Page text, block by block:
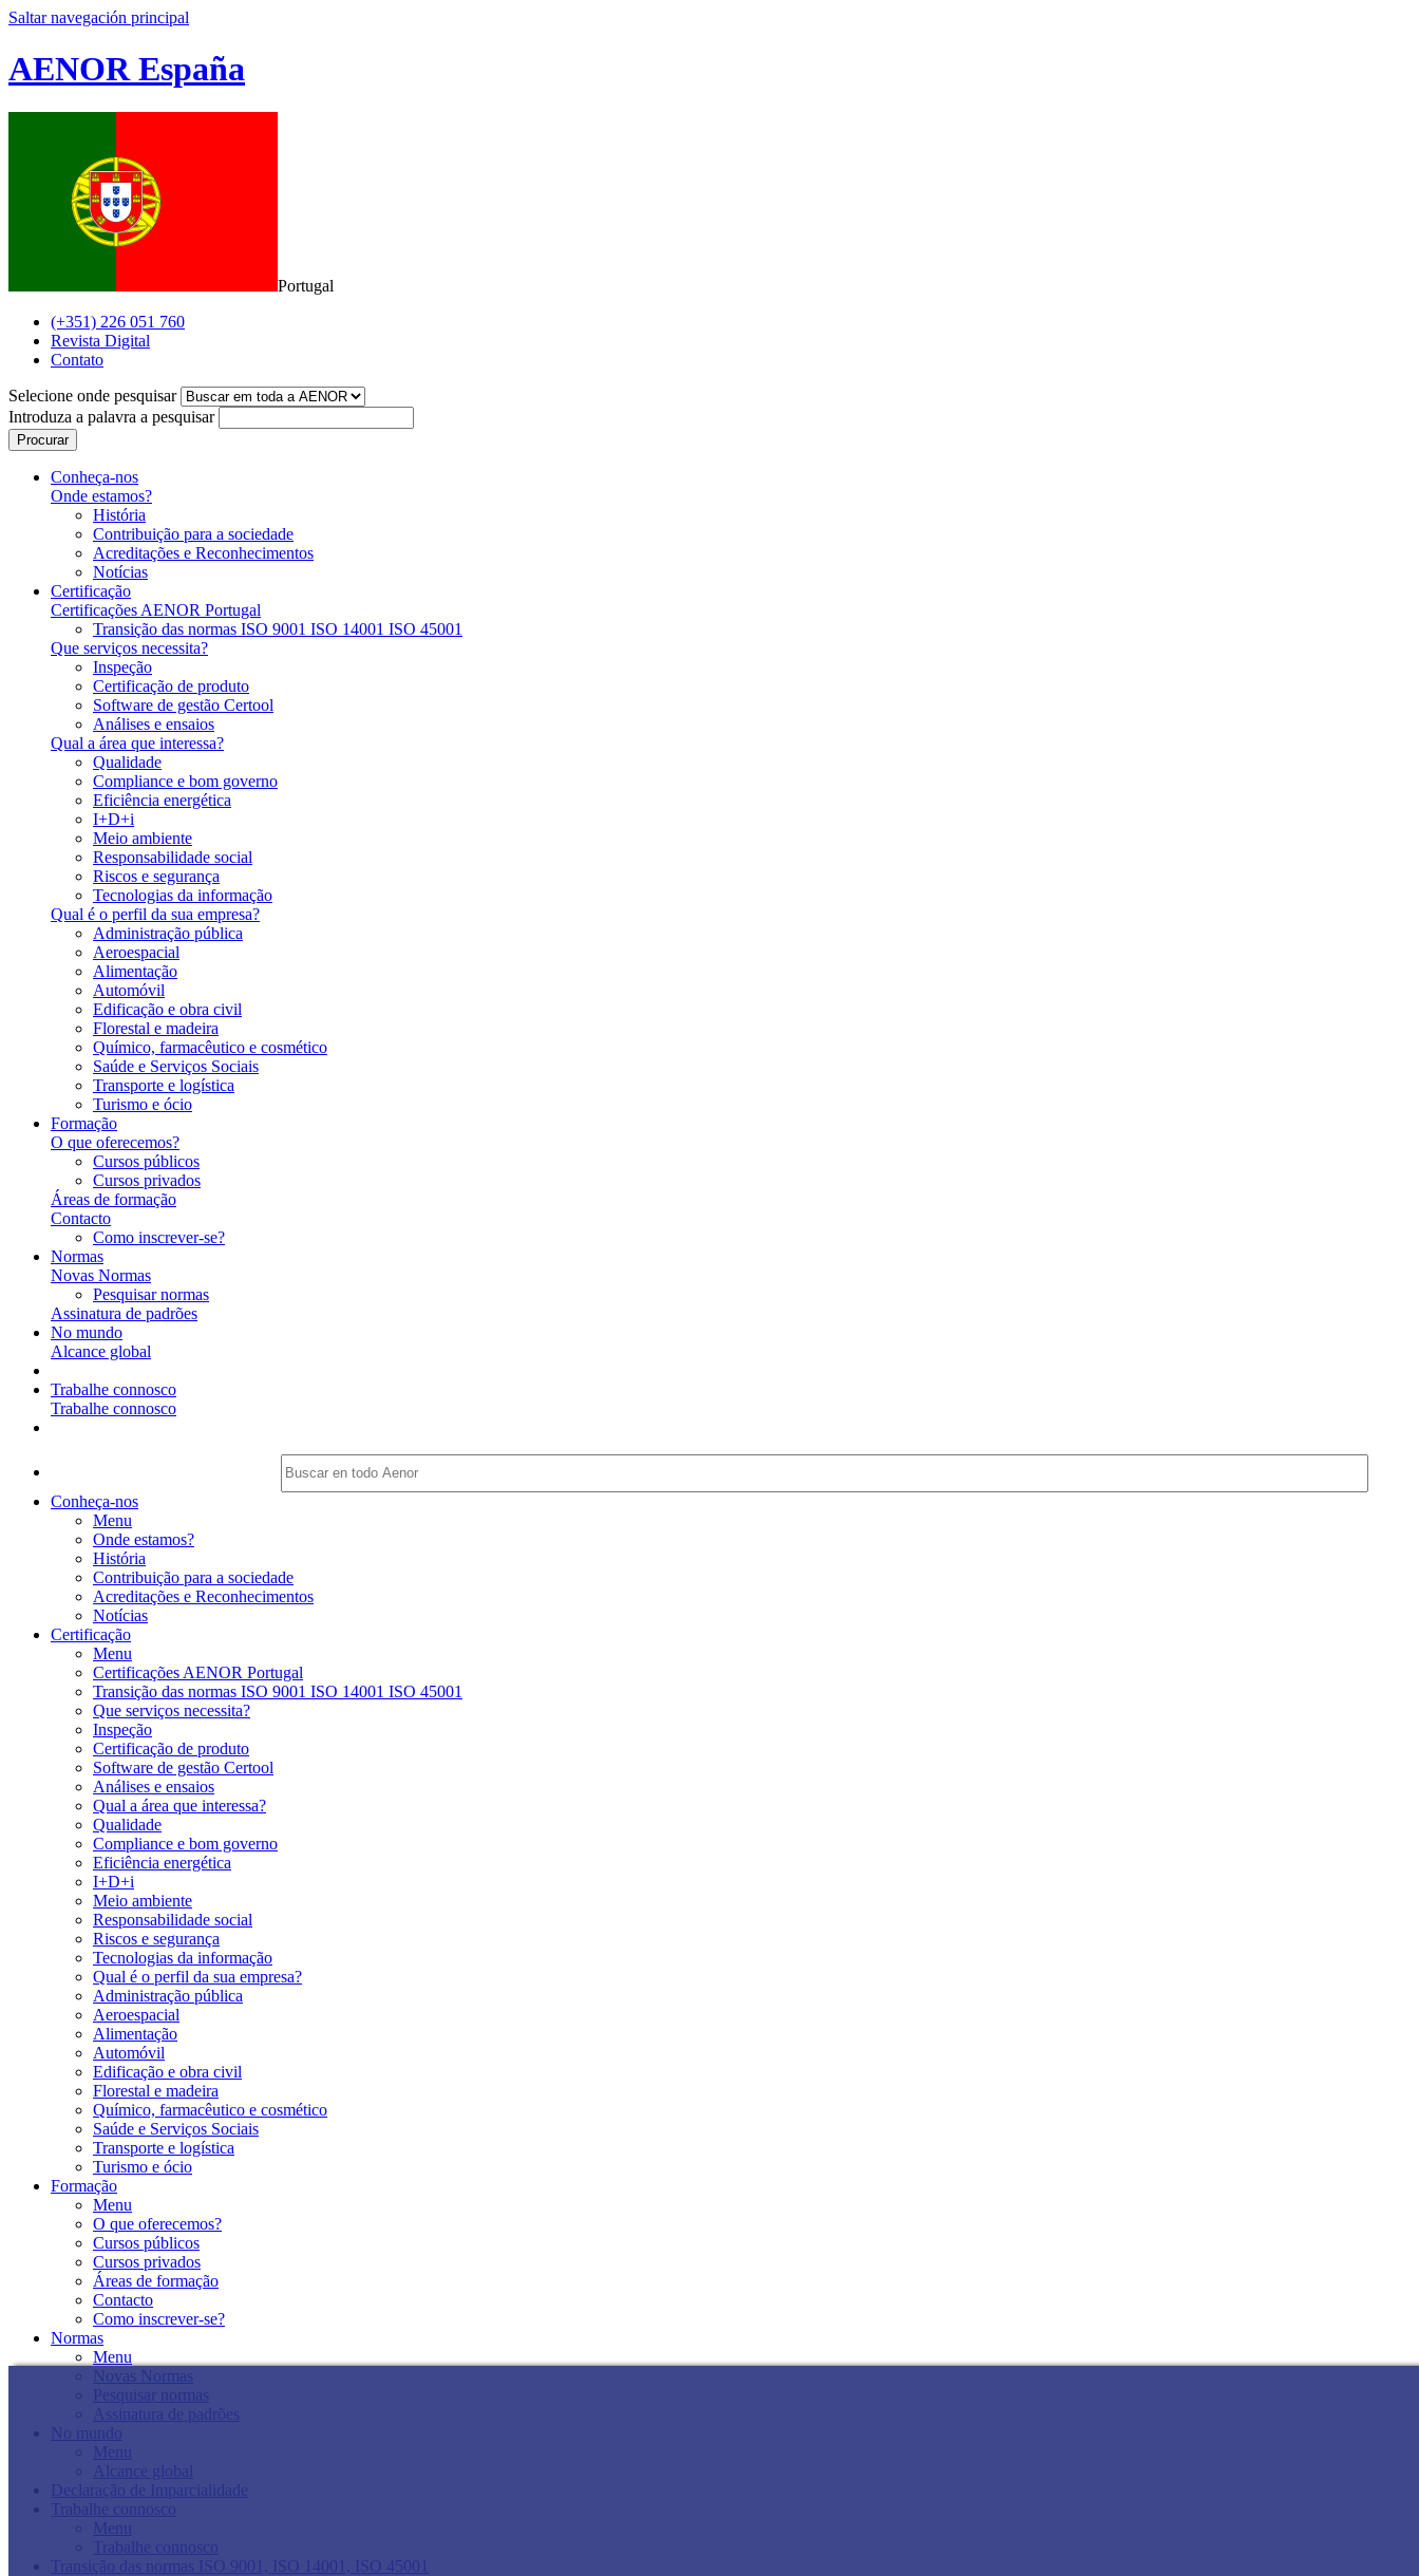
Saltar navegación principal
AENOR España
Portugal
(+351) 226 051 760
Revista Digital
Contato
Selecione onde pesquisar
Introduza a palavra a pesquisar
Procurar
Conheça-nos
Onde estamos?
História
Contribuição para a sociedade
Acreditações e Reconhecimentos
Notícias
Certificação
Certificações AENOR Portugal
Transição das normas ISO 9001 ISO 14001 ISO 45001
Que serviços necessita?
Inspeção
Certificação de produto
Software de gestão Certool
Análises e ensaios
Qual a área que interessa?
Qualidade
Compliance e bom governo
Eficiência energética
I+D+i
Meio ambiente
Responsabilidade social
Riscos e segurança
Tecnologias da informação
Qual é o perfil da sua empresa?
Administração pública
Aeroespacial
Alimentação
Automóvil
Edificação e obra civil
Florestal e madeira
Químico, farmacêutico e cosmético
Saúde e Serviços Sociais
Transporte e logística
Turismo e ócio
Formação
O que oferecemos?
Cursos públicos
Cursos privados
Áreas de formação
Contacto
Como inscrever-se?
Normas
Novas Normas
Pesquisar normas
Assinatura de padrões
No mundo
Alcance global
Trabalhe connosco
Trabalhe connosco
Conheça-nos
Menu
Onde estamos?
História
Contribuição para a sociedade
Acreditações e Reconhecimentos
Notícias
Certificação
Menu
Certificações AENOR Portugal
Transição das normas ISO 9001 ISO 14001 ISO 45001
Que serviços necessita?
Inspeção
Certificação de produto
Software de gestão Certool
Análises e ensaios
Qual a área que interessa?
Qualidade
Compliance e bom governo
Eficiência energética
I+D+i
Meio ambiente
Responsabilidade social
Riscos e segurança
Tecnologias da informação
Qual é o perfil da sua empresa?
Administração pública
Aeroespacial
Alimentação
Automóvil
Edificação e obra civil
Florestal e madeira
Químico, farmacêutico e cosmético
Saúde e Serviços Sociais
Transporte e logística
Turismo e ócio
Formação
Menu
O que oferecemos?
Cursos públicos
Cursos privados
Áreas de formação
Contacto
Como inscrever-se?
Normas
Menu
Novas Normas
Pesquisar normas
Assinatura de padrões
No mundo
Menu
Alcance global
Declaração de Imparcialidade
Trabalhe connosco
Menu
Trabalhe connosco
Transição das normas ISO 9001, ISO 14001, ISO 45001